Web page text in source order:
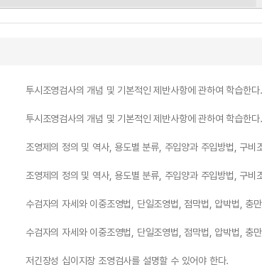
투시조영검사의 개념 및 기본적인 제반사항에 관하여 학습한다.
투시조영검사의 개념 및 기본적인 제반사항에 관하여 학습한다.
조영제의 정의 및 역사, 용도별 분류, 주입양과 주입방법, 구비
조영제의 정의 및 역사, 용도별 분류, 주입양과 주입방법, 구비
수검자의 자세와 이중조영법, 단일조영법, 점막법, 압박법, 충
수검자의 자세와 이중조영법, 단일조영법, 점막법, 압박법, 충
저긴장성 십이지장 조영검사를 설명할 수 있어야 한다.